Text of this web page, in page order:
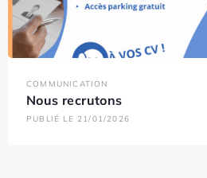
COMMUNICATION
Nous recrutons
PUBLIÉ LE 21/01/2026